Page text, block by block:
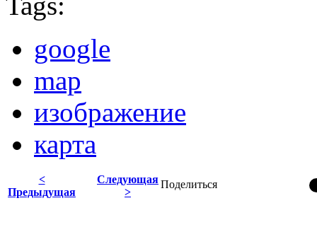
google
map
изображение
карта
Поделиться
<
Предыдущая
Следующая
>